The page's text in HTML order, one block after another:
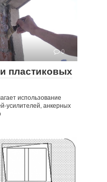
0
пластиковых
использование
усилителей, анкерных